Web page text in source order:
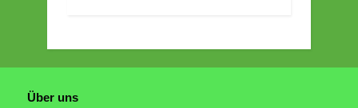
Über uns